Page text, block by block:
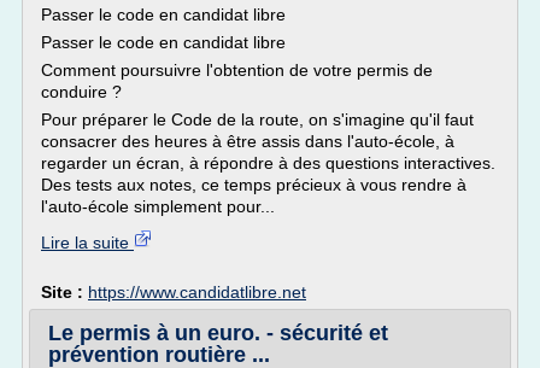
Passer le code en candidat libre
Passer le code en candidat libre
Comment poursuivre l'obtention de votre permis de
conduire ?
Pour préparer le Code de la route, on s'imagine qu'il faut
consacrer des heures à être assis dans l'auto-école, à
regarder un écran, à répondre à des questions interactives.
Des tests aux notes, ce temps précieux à vous rendre à
l'auto-école simplement pour...
Lire la suite
Site : https://www.candidatlibre.net
Le permis à un euro. - sécurité et
prévention routière ...